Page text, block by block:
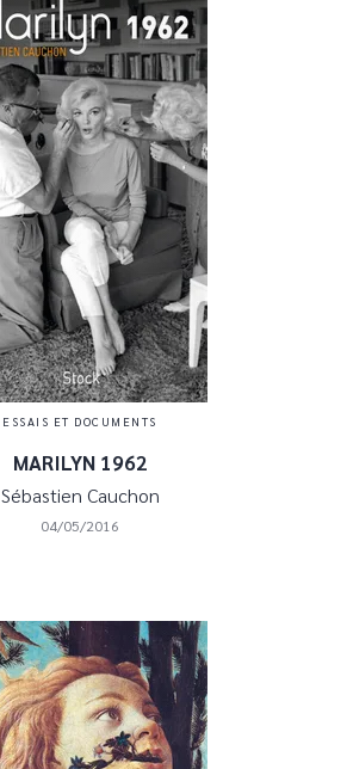
ESSAIS ET DOCUMENTS
MARILYN 1962
Sébastien Cauchon
04/05/2016